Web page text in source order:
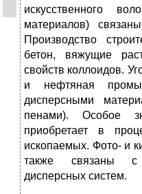
искусственного
материалов)
Производство
бетон, вяжущие
свойств коллоидов.
и нефтяная
дисперсными
пенами). Особое
приобретает в
ископаемых. Фото- и
также связаны с
дисперсных систем.